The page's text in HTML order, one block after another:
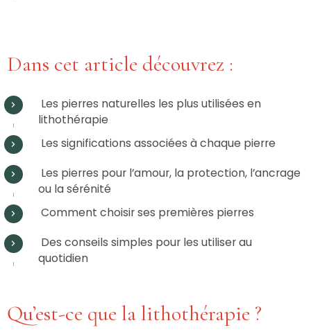
Dans cet article découvrez :
Les pierres naturelles les plus utilisées en
lithothérapie
Les significations associées à chaque pierre
Les pierres pour l’amour, la protection, l’ancrage
ou la sérénité
Comment choisir ses premières pierres
Des conseils simples pour les utiliser au
quotidien
Qu’est-ce que la lithothérapie ?